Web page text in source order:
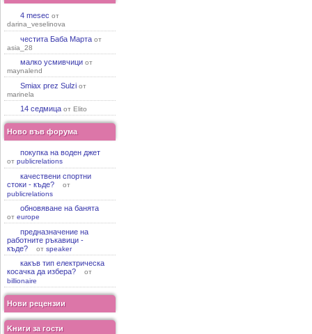
4 mesec от
darina_veselinova
честита Баба Марта от
asia_28
малко усмивчици от
maynalend
Smiax prez Sulziот
marinela
14 седмица от Elito
Ново във форума
покупка на воден джет
отpublicrelations
качествени спортни
стоки - къде?
от
publicrelations
обновяване на банята
отeurope
предназначение на
работните ръкавици -
къде?
отspeaker
какъв тип електрическа
косачка да избера?
от
billionaire
Нови рецензии
Kниги за гости